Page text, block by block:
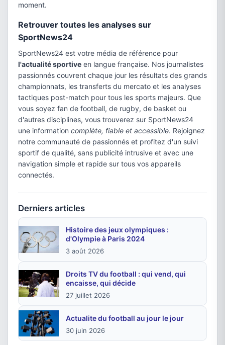
moment.
Retrouver toutes les analyses sur
SportNews24
SportNews24 est votre média de référence pour
l'actualité sportive en langue française. Nos journalistes
passionnés couvrent chaque jour les résultats des grands
championnats, les transferts du mercato et les analyses
tactiques post-match pour tous les sports majeurs. Que
vous soyez fan de football, de rugby, de basket ou
d'autres disciplines, vous trouverez sur SportNews24
une information complète, fiable et accessible. Rejoignez
notre communauté de passionnés et profitez d'un suivi
sportif de qualité, sans publicité intrusive et avec une
navigation simple et rapide sur tous vos appareils
connectés.
Derniers articles
Histoire des jeux olympiques :
d'Olympie à Paris 2024
3 août 2026
Droits TV du football : qui vend, qui
encaisse, qui décide
27 juillet 2026
Actualite du football au jour le jour
30 juin 2026